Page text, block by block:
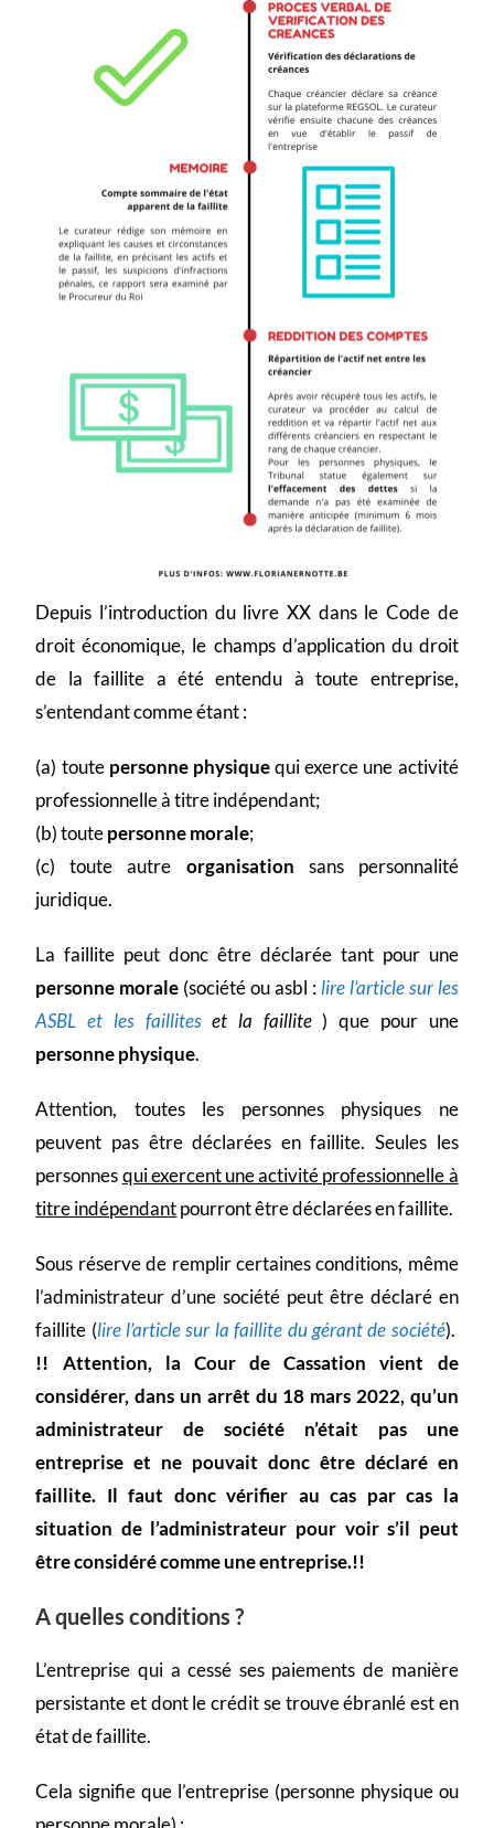
Depuis l’introduction du livre XX dans le Code de
droit économique, le champs d’application du droit
de la faillite a été entendu à toute entreprise,
s’entendant comme étant :
(a) toute personne physiquequi exerce une activité
professionnelle à titre indépendant;
(b) toutepersonne morale;
(c) toute autre organisation sans personnalité
juridique.
La faillite peut donc être déclarée tant pour une
personne morale (société ou asbl :lire l’article sur les
ASBL et les failliteset la faillite) que pour une
personne physique.
Attention, toutes les personnes physiques ne
peuvent pas être déclarées en faillite. Seules les
personnesqui exercent une activité professionnelle à
titre indépendantpourront être déclarées en faillite.
Sous réserve de remplir certaines conditions, même
l’administrateur d’une société peut être déclaré en
faillite (lire l’article sur la faillite du gérant de société).
!! Attention, la Cour de Cassation vient de
considérer, dans un arrêt du 18 mars 2022, qu’un
administrateur de société n’était pas une
entreprise et ne pouvait donc être déclaré en
faillite. Il faut donc vérifier au cas par cas la
situation de l’administrateur pour voir s’il peut
être considéré comme une entreprise.!!
A quelles conditions ?
L’entreprise qui a cessé ses paiements de manière
persistante et dont le crédit se trouve ébranlé est en
état de faillite.
Cela signifie que l’entreprise (personne physique ou